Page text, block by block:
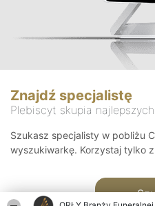
Znajdź specjalistę
Plebiscyt skupia
Szukasz specjalisty w pobliżu
wyszukiwarkę. Korzystaj tylko z